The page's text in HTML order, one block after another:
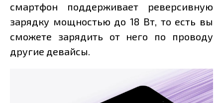
смартфон поддерживает реверсивную
зарядку мощностью до 18 Вт, то есть вы
сможете зарядить от него по проводу
другие девайсы.